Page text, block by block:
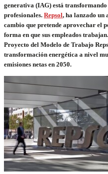
generativa (IAG) está
profesionales. Repsol, ha lanzado un
cambio que pretende aprovechar el
forma en que sus empleados
Proyecto del Modelo de Trabajo
transformación energética a nivel
emisiones netas en 2050.